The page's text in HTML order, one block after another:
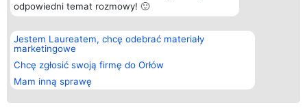
odpowiedni temat rozmowy! 🙂
Jestem Laureatem, chcę odebrać materiały
marketingowe
Chcę zgłosić swoją firmę do Orłów
Mam inną sprawę
Organizator plebiscytu
Bright Side Solutions sp. z o.
o. sp. k.
ul. Ruska 22
Wrocław 50-079
KRS 0000749100 | Regon
381313360 | NIP 8943132676
Plebiscyt
Laureaci
wszystkich
Laureatów
Regulamin
Kontakt
Kontakt